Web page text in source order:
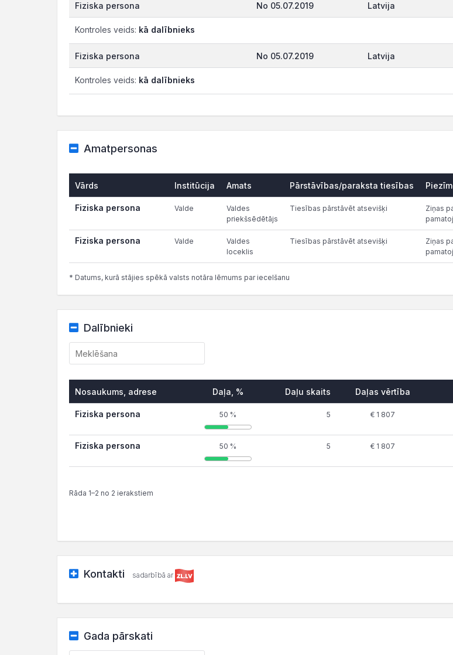
Fiziska persona No 05.07.2019 Latvija
Kontroles veids: kā dalībnieks
Fiziska persona No 05.07.2019 Latvija
Kontroles veids: kā dalībnieks
Amatpersonas
Vārds Institūcija Amats Pārstāvības/paraksta tiesības
Fiziska persona Valde
Valdes
priekšsēdētājs
Tiesības pārstāvēt atsevišķi
Ziņas
Fiziska persona Valde
Valdes
loceklis
Tiesības pārstāvēt atsevišķi
Ziņas
* Datums, kurā stājies spēkā valsts notāra lēmums par iecelšanu
Dalībnieki
Nosaukums, adrese Daļa, % Daļu skaits Daļas vērtība
Fiziska persona 50 % 5 € 1 807
Fiziska persona 50 % 5 € 1 807
Rāda 1–2 no 2 ierakstiem
Kontakti sadarbībā ar
Gada pārskati